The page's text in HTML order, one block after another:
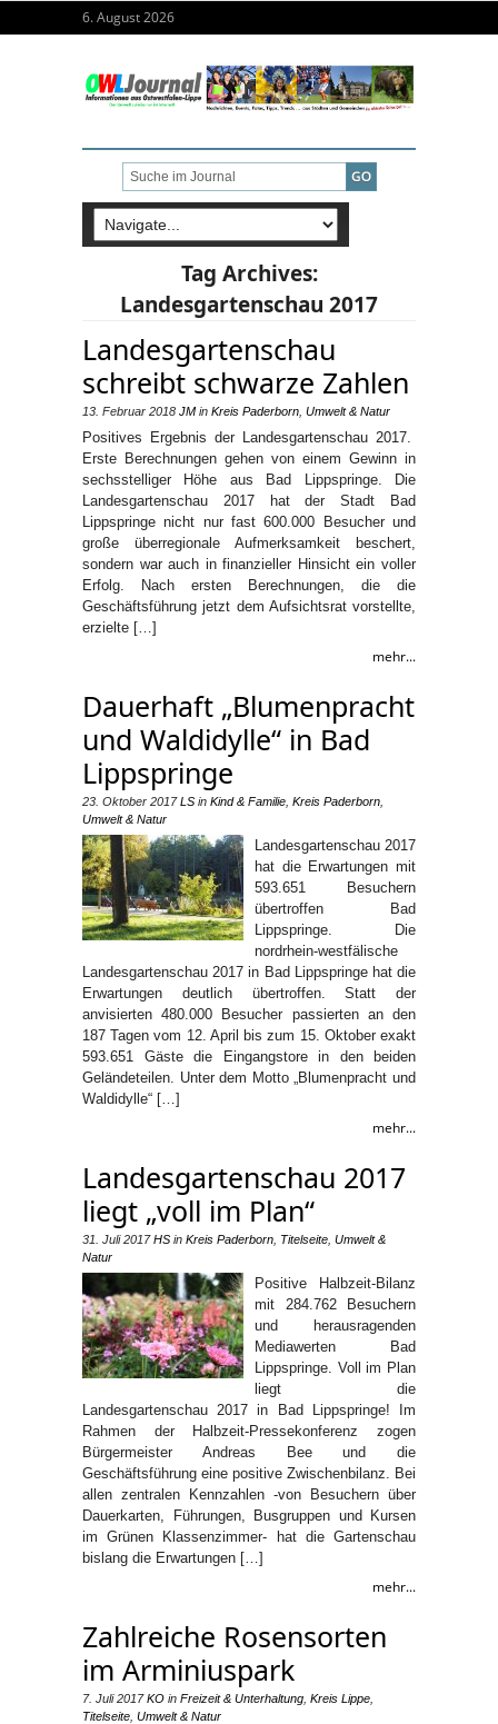
6. August 2026
Tag Archives:
Landesgartenschau 2017
Landesgartenschau
schreibt schwarze Zahlen
13. Februar 2018 JM in Kreis Paderborn Umwelt & Natur
Positives Ergebnis der Landesgartenschau 2017.
Erste Berechnungen gehen von einem Gewinn in
sechsstelliger Höhe aus Bad Lippspringe. Die
Landesgartenschau 2017 hat der Stadt Bad
Lippspringe nicht nur fast 600.000 Besucher und
große überregionale Aufmerksamkeit beschert,
sondern war auch in finanzieller Hinsicht ein voller
Erfolg. Nach ersten Berechnungen, die die
Geschäftsführung jetzt dem Aufsichtsrat vorstellte,
erzielte […]
mehr...
Dauerhaft „Blumenpracht
und Waldidylle“ in Bad
Lippspringe
23. Oktober 2017 LS in Kind & Familie Kreis Paderborn
Umwelt & Natur
Landesgartenschau 2017
hat die Erwartungen mit
593.651 Besuchern
übertroffen Bad
Lippspringe. Die
nordrhein-westfälische
Landesgartenschau 2017 in Bad Lippspringe hat die
Erwartungen deutlich übertroffen. Statt der
anvisierten 480.000 Besucher passierten an den
187 Tagen vom 12. April bis zum 15. Oktober exakt
593.651 Gäste die Eingangstore in den beiden
Geländeteilen. Unter dem Motto „Blumenpracht und
Waldidylle“ […]
mehr...
Landesgartenschau 2017
liegt „voll im Plan“
31. Juli 2017 HS in Kreis Paderborn Titelseite Umwelt &
Natur
Positive Halbzeit-Bilanz
mit 284.762 Besuchern
und herausragenden
Mediawerten Bad
Lippspringe. Voll im Plan
liegt die
Landesgartenschau 2017 in Bad Lippspringe! Im
Rahmen der Halbzeit-Pressekonferenz zogen
Bürgermeister Andreas Bee und die
Geschäftsführung eine positive Zwischenbilanz. Bei
allen zentralen Kennzahlen -von Besuchern über
Dauerkarten, Führungen, Busgruppen und Kursen
im Grünen Klassenzimmer- hat die Gartenschau
bislang die Erwartungen […]
mehr...
Zahlreiche Rosensorten
im Arminiuspark
7. Juli 2017 KO in Freizeit & Unterhaltung Kreis Lippe
Titelseite Umwelt & Natur